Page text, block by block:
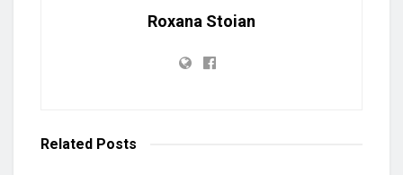
Roxana Stoian
Related Posts